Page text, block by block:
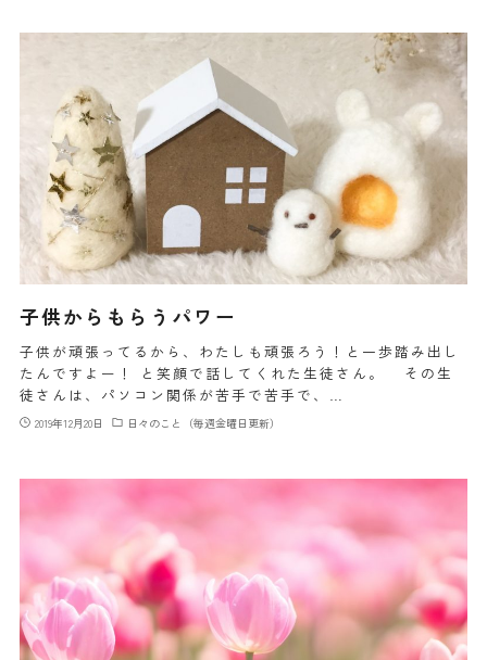
子供からもらうパワー
子供が頑張ってるから、わたしも頑張ろう！と一歩踏み出し
たんですよー！ と笑顔で話してくれた生徒さん。 その生
徒さんは、パソコン関係が苦手で苦手で、…
2019年12月20日 日々のこと（毎週金曜日更新）